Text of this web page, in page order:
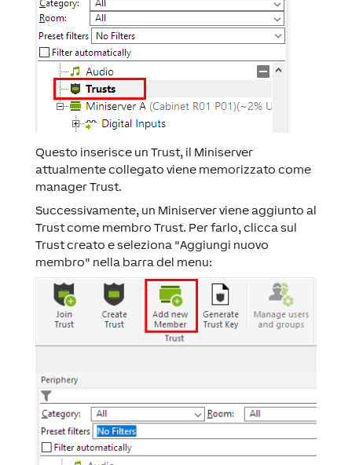
Questo inserisce un Trust, il Miniserver
attualmente collegato viene memorizzato come
manager Trust.
Successivamente, un Miniserver viene aggiunto al
Trust come membro Trust. Per farlo, clicca sul
Trust creato e seleziona "Aggiungi nuovo
membro" nella barra del menu: